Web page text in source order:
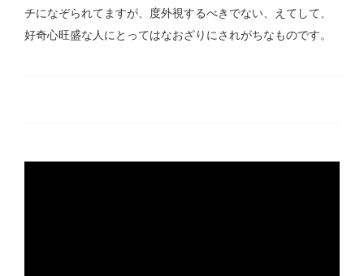
チになぞられてますが、度外視するべきでない、えてして、
好奇心旺盛な人にとってはなおざりにされがちなものです。